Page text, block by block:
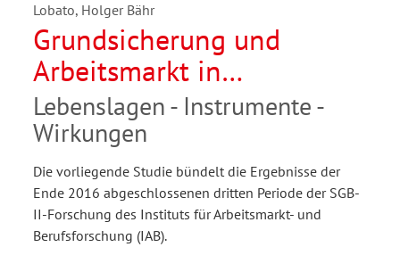
Lobato, Holger Bähr
Grundsicherung und
Arbeitsmarkt in
Deutschland
Lebenslagen - Instrumente -
Wirkungen
Die vorliegende Studie bündelt die Ergebnisse der
Ende 2016 abgeschlossenen dritten Periode der SGB-
II-Forschung des Instituts für Arbeitsmarkt- und
Berufsforschung (IAB).